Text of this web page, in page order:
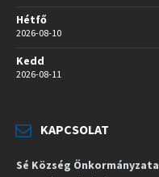
Hétfő
2026-08-10
Kedd
2026-08-11
KAPCSOLAT
Sé Község Önkormányzata